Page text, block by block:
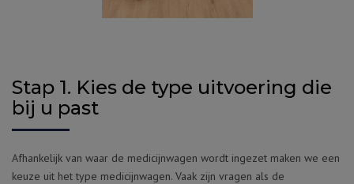
Stap 1. Kies de type uitvoering die
bij u past
Afhankelijk van waar de medicijnwagen wordt ingezet maken we een
keuze uit het type medicijnwagen. Vaak zijn vragen als de